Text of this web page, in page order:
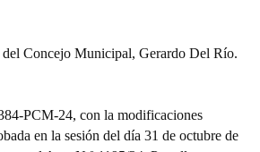
del Concejo Municipal, Gerardo Del Río.
PCM-24, con la modificaciones
en la sesión del día 31 de octubre de